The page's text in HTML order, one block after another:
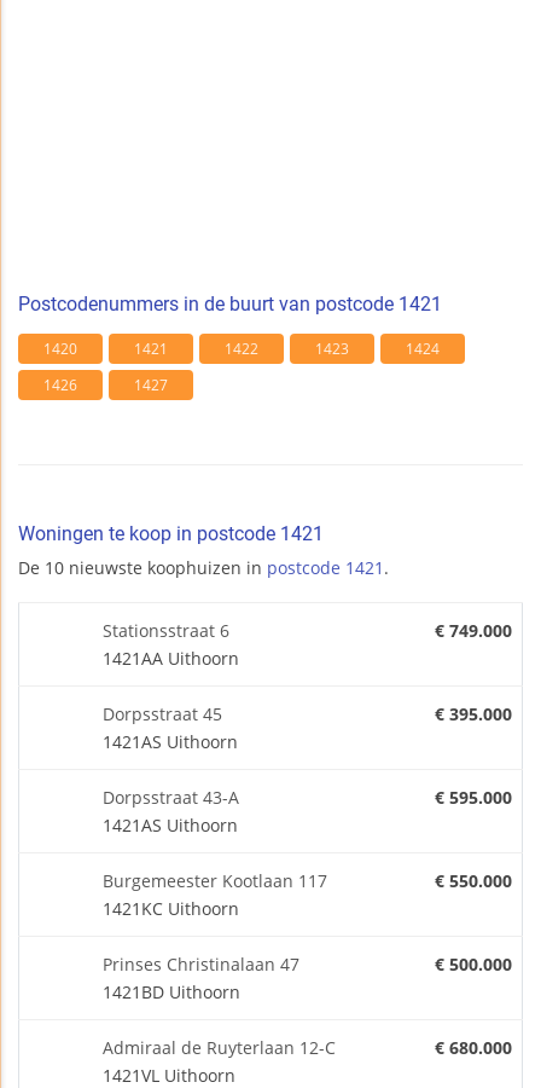
Postcodenummers in de buurt van postcode 1421
1420 1421 1422 1423
1424
1426
1427
Woningen te koop in postcode 1421
De 10 nieuwste koophuizen in postcode 1421 .
Stationsstraat 6
1421AA Uithoorn
€ 749.000
Dorpsstraat 45
1421AS Uithoorn
€ 395.000
Dorpsstraat 43-A
1421AS Uithoorn
€ 595.000
Burgemeester Kootlaan 117
1421KC Uithoorn
€ 550.000
Prinses Christinalaan 47
1421BD Uithoorn
€ 500.000
Admiraal de Ruyterlaan 12-C
1421VL Uithoorn
€ 680.000